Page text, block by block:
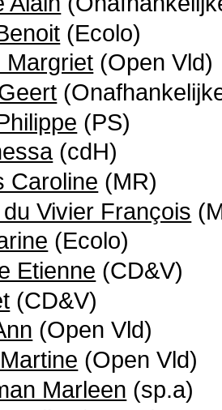
(Ecolo)
Margriet (Open Vld)
(PS)
(cdH)
Caroline (MR)
Vivier François
(Ecolo)
Etienne (CD&V)
(CD&V)
(Open Vld)
(Open Vld)
Marleen (sp.a)